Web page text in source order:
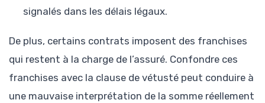
signalés dans les délais légaux.
De plus, certains contrats imposent des franchises
qui restent à la charge de l’assuré. Confondre ces
franchises avec la clause de vétusté peut conduire à
une mauvaise interprétation de la somme réellement